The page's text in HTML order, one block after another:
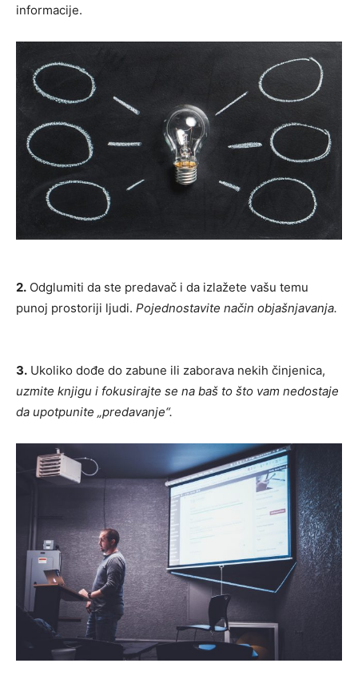
informacije.
2. Odglumiti da ste predavač i da izlažete vašu temu
punoj prostoriji ljudi. Pojednostavite način objašnjavanja.
3. Ukoliko dođe do zabune ili zaborava nekih činjenica,
uzmite knjigu i fokusirajte se na baš to što vam nedostaje
da upotpunite „predavanje“.